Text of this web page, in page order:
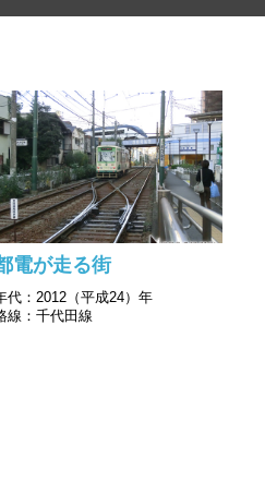
電が走る街
代：2012（平成24）年
線：千代田線